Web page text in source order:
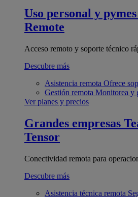
Uso personal y pymes
Remote
Acceso remoto y soporte técnico
Descubre más
Asistencia remota Ofrece
Gestión remota Monitorea y
Ver planes y precios
Grandes empresas
Tensor
Conectividad remota para
Descubre más
Asistencia técnica remota